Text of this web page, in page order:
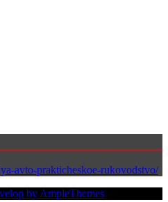
avto-prakticheskoe-rukovodstvo/
by AmpleThemes